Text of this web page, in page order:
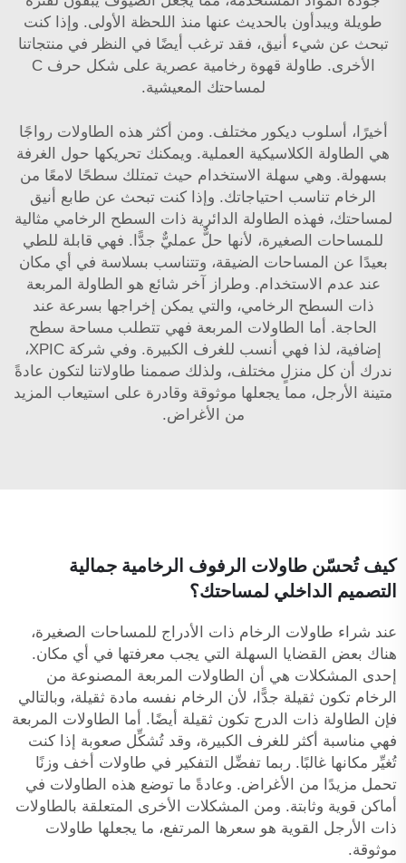
طويلة ويبدأون بالحديث عنها منذ اللحظة الأولى. وإذا كنت
تبحث عن شيء أنيق، فقد ترغب أيضًا في النظر في منتجاتنا
الأخرى. طاولة قهوة رخامية عصرية على شكل حرف C
لمساحتك المعيشية.
أخيرًا، أسلوب ديكور مختلف. ومن أكثر هذه الطاولات رواجًا
هي الطاولة الكلاسيكية العملية. ويمكنك تحريكها حول الغرفة
بسهولة. وهي سهلة الاستخدام حيث تمتلك سطحًا لامعًا من
الرخام تناسب احتياجاتك. وإذا كنت تبحث عن طابع أنيق
لمساحتك، فهذه الطاولة الدائرية ذات السطح الرخامي مثالية
للمساحات الصغيرة، لأنها حلٌّ عمليٌّ جدًّا. فهي قابلة للطي
بعيدًا عن المساحات الضيقة، وتتناسب بسلاسة في أي مكان
عند عدم الاستخدام. وطراز آخر شائع هو الطاولة المربعة
ذات السطح الرخامي، والتي يمكن إخراجها بسرعة عند
الحاجة. أما الطاولات المربعة فهي تتطلب مساحة سطح
إضافية، لذا فهي أنسب للغرف الكبيرة. وفي شركة XPIC،
ندرك أن كل منزلٍ مختلف، ولذلك صممنا طاولاتنا لتكون عادةً
متينة الأرجل، مما يجعلها موثوقة وقادرة على استيعاب المزيد
من الأغراض.
كيف تُحسّن طاولات الرفوف الرخامية جمالية
التصميم الداخلي لمساحتك؟
عند شراء طاولات الرخام ذات الأدراج للمساحات الصغيرة،
هناك بعض القضايا السهلة التي يجب معرفتها في أي مكان.
إحدى المشكلات هي أن الطاولات المربعة المصنوعة من
الرخام تكون ثقيلة جدًّا، لأن الرخام نفسه مادة ثقيلة، وبالتالي
فإن الطاولة ذات الدرج تكون ثقيلة أيضًا. أما الطاولات المربعة
فهي مناسبة أكثر للغرف الكبيرة، وقد تُشكِّل صعوبة إذا كنت
تُغيِّر مكانها غالبًا. ربما تفضِّل التفكير في طاولات أخف وزنًا
تحمل مزيدًا من الأغراض. وعادةً ما توضع هذه الطاولات في
أماكن قوية وثابتة. ومن المشكلات الأخرى المتعلقة بالطاولات
ذات الأرجل القوية هو سعرها المرتفع، ما يجعلها طاولات
موثوقة.